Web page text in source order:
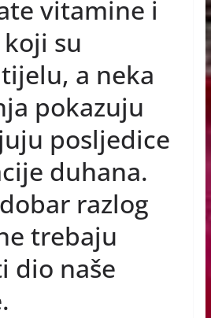
vitamine i
su
a neka
pokazuju
posljedice
duhana.
razlog
trebaju
dio naše